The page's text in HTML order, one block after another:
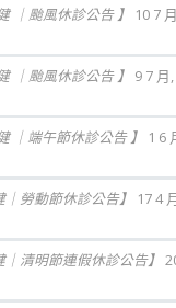
｜颱風休診公告 】
10 7
｜颱風休診公告 】 9 7 月,
｜端午節休診公告 】
1 6
｜勞動節休診公告】
17 4
｜清明節連假休診公告】